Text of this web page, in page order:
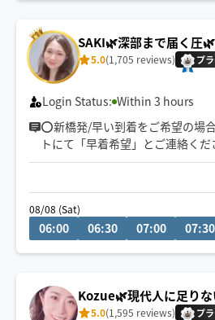
しました。何卒ご理解賜りますよ
す。
SAKI🌿深部まで届く圧
ため休🙆‍♀️
5.0(1,705 reviews) プ
Login Status: Within 3 hours
⭕️新橋発/早い到着をご希望の場
トにて「早着希望」とご連絡くだ
肩・首・腰のお疲れや全身の疲労
る眼精疲労、運動前後のコンディ
08/08 (Sat)
06:00 06:30 07:00 07:30
Kozue🌿現代人に足り
5.0(1,595 reviews) プ